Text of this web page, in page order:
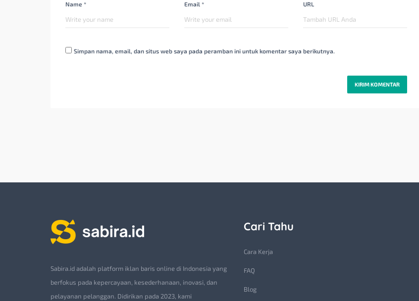
Name * Email * URL
Simpan nama, email, dan situs web saya pada peramban ini untuk komentar saya berikutnya.
Sabira.id adalah platform iklan baris online di Indonesia yang
berfokus pada kepercayaan, kesederhanaan, inovasi, dan
pelayanan pelanggan. Didirikan pada 2023, kami
Cari Tahu
Cara Kerja
FAQ
Blog